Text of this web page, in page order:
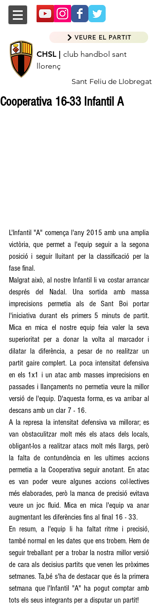
CHSL | club handbol sant
llorenç
Sant Feliu de Llobregat
VEURE EL PARTIT
Cooperativa 16-33 Infantil A
L'Infantil "A" comença l'any 2015 amb una amplia
victòria, que permet a l'equip seguir a la segona
posició i seguir lluitant per la classificació per la
fase final.
Malgrat això, al nostre Infantil li va costar arrancar
després del Nadal. Una sortida amb massa
imprecisions permetia als de Sant Boi portar
l'iniciativa durant els primers 5 minuts de partit.
Mica en mica el nostre equip feia valer la seva
superioritat per a donar la volta al marcador i
dilatar la diferència, a pesar de no realitzar un
partit gaire complert. La poca intensitat defensiva
en els 1x1 i un atac amb masses imprecisions en
passades i llançaments no permetia veure la millor
versió de l'equip. D'aquesta forma, es va arribar al
descans amb un clar 7 - 16.
A la represa la intensitat defensiva va millorar; es
van obstaculitzar molt més els atacs dels locals,
obligant-los a realitzar atacs molt més llargs, però
la falta de contundència en les ultimes accions
permetia a la Cooperativa seguir anotant. En atac
es van poder veure algunes accions col·lectives
més elaborades, però la manca de precisió evitava
veure un joc fluid. Mica en mica l'equip va anar
augmentant les diferències fins al final 16 - 33.
En resum, a l'equip li ha faltat ritme i precisió,
també normal en les dates que ens trobem. Hem de
seguir treballant per a trobar la nostra millor versió
de cara als decisius partits que venen les pròximes
setmanes. Ta,bé s'ha de destacar que és la primera
setmana que l'Infantil "A" ha pogut comptar amb
tots els seus integrants per a disputar un partit!